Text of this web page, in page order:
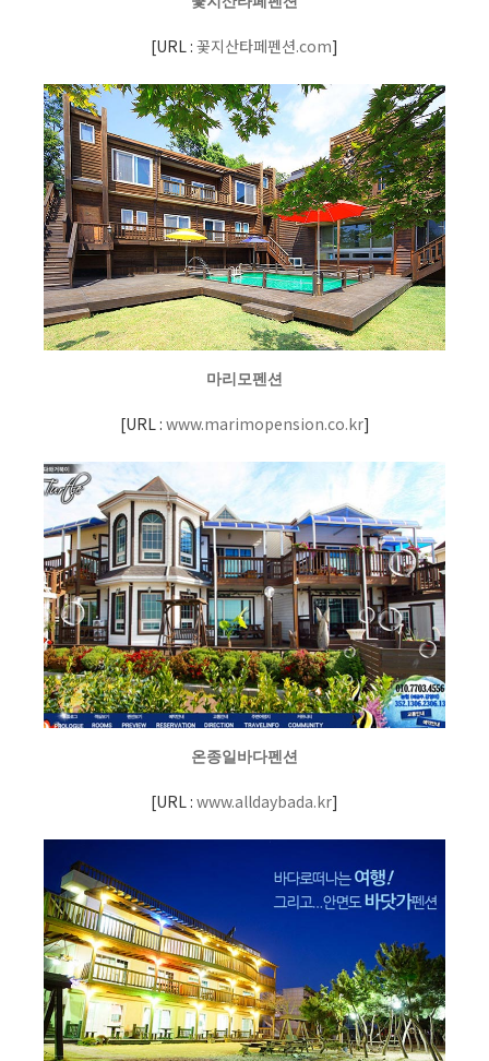
[URL : 꽃지산타페펜션.com]
마리모펜션
[URL : www.marimopension.co.kr]
온종일바다펜션
[URL : www.alldaybada.kr]